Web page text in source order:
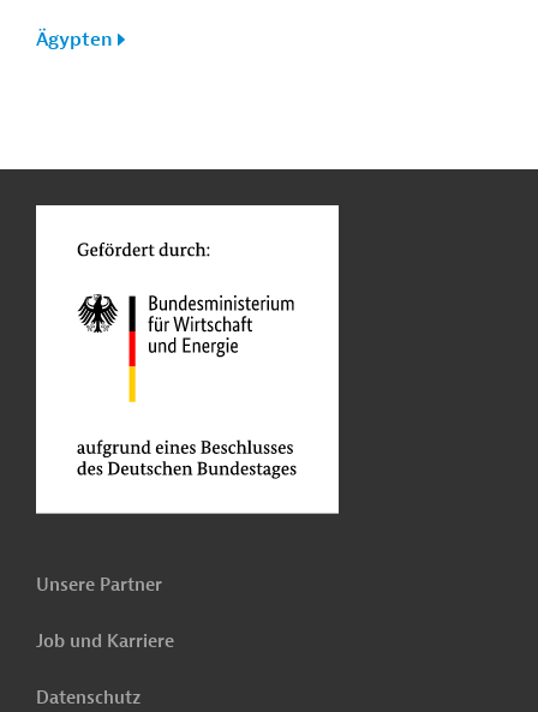
Ägypten
Unsere Partner
Job und Karriere
Datenschutz